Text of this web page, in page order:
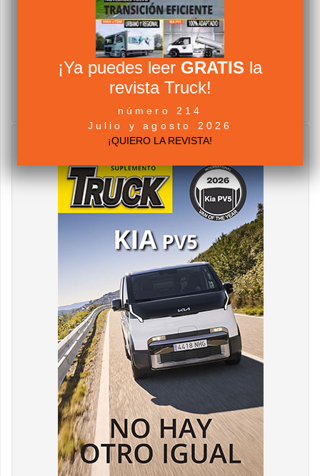
¡Ya puedes leer GRATIS la
revista Truck!
número 214
Julio y agosto 2026
¡QUIERO LA REVISTA!